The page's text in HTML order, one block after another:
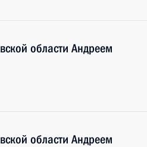
области Андреем
области Андреем